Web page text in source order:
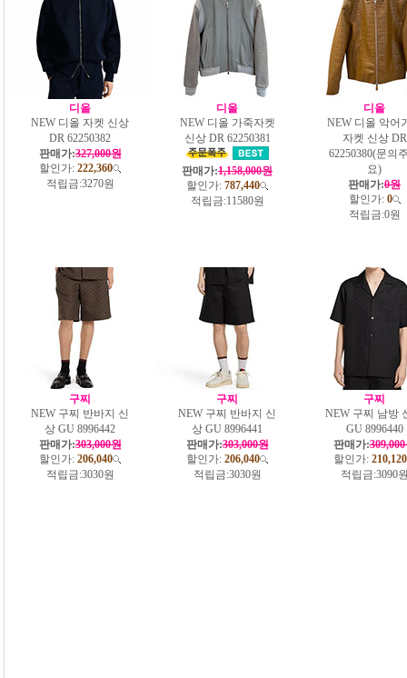
디올
NEW 디올 자켓 신상
DR 62250382
판매가:327,000원
할인가: 222,360
적립금:3270원
디올
NEW 디올 가죽자켓
신상 DR 62250381
판매가:1,158,000원
할인가: 787,440
적립금:11580원
디올
NEW 디올 악어
자켓 신상 DR
62250380(문의
요)
판매가:0원
할인가: 0
적립금:0원
구찌
NEW 구찌 반바지 신
상 GU 8996442
판매가:303,000원
할인가: 206,040
적립금:3030원
구찌
NEW 구찌 반바지 신
상 GU 8996441
판매가:303,000원
할인가: 206,040
적립금:3030원
구찌
NEW 구찌 남방
GU 8996440
판매가:
할인가: 210,120
적립금:3090